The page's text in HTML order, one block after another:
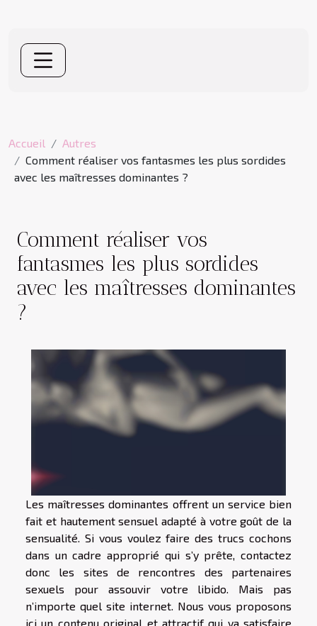
Accueil
Autres
Comment réaliser vos fantasmes les plus sordides
avec les maîtresses dominantes ?
Comment réaliser vos
fantasmes les plus sordides
avec les maîtresses dominantes
?
Les maîtresses dominantes offrent un service bien
fait et hautement sensuel adapté à votre goût de la
sensualité. Si vous voulez faire des trucs cochons
dans un cadre approprié qui s’y prête, contactez
donc les sites de rencontres des partenaires
sexuels pour assouvir votre libido. Mais pas
n’importe quel site internet. Nous vous proposons
ici un contenu original et attractif qui va satisfaire